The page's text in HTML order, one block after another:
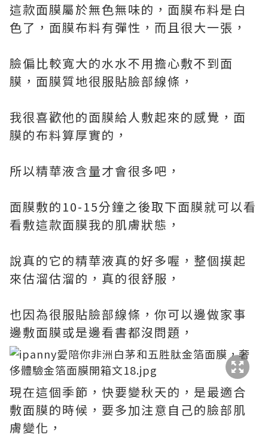
這款面膜屬於無色無味的，面膜布料是白
色了，面膜布料有彈性，而且很大一張，
臉偏比較寬大的水水不用擔心敷不到面
膜，面膜質地很服貼臉部線條，
我很喜歡他的面膜給人敷起來的感覺，面
膜的布料算厚實的，
所以精華液含量才會很多吧，
面膜敷的10-15分鐘之後取下面膜就可以看
看敷這款面膜我的肌膚狀態，
說真的它的精華液真的好多喔，整個摸起
來估溜估溜的，真的很舒服，
也因為很服貼臉部線條，你可以邊做家事
邊敷面膜或是邊看書都沒問題，
現在這個季節，快要變秋天的，是最適合
敷面膜的時候，要多加注意自己的臉部肌
膚變化，